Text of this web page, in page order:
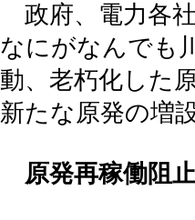
政府、電力各
なにがなんでも
動、老朽化した
新たな原発の増
原発再稼働阻